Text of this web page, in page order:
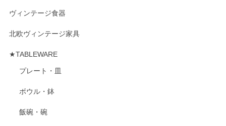
ヴィンテージ食器
北欧ヴィンテージ家具
★TABLEWARE
プレート・皿
ボウル・鉢
飯碗・碗